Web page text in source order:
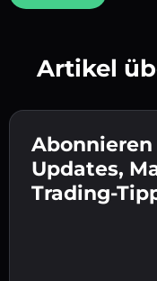
Gib deine
mit dem
Bestätige deine
letzten Schritt
Sende die
Fiat in deiner
Artikel
Updates,
Trading-